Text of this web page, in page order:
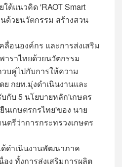
ต้แนวคิด 'RAOT Smart
ด้วยนวัตกรรม สร้างสวน
อนองค์กร และการส่งเสริม
าราไทยด้วยนวัตกรรม
บคู่ไปกับการให้ความ
กยท.มุ่งดำเนินงานและ
กับ 5 นโยบายหลัก'เกษตร
นเกษตรกรไทย'ของ นาย
ตรีว่าการกระทรวงเกษตร
ดำเนินงานพัฒนาภาค
อง ทั้งการส่งเสริมการผลิต